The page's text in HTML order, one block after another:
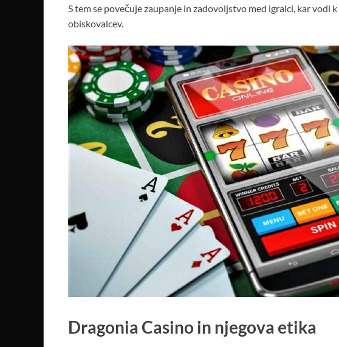
S tem se povečuje zaupanje in zadovoljstvo med igralci, kar vodi
obiskovalcev.
Dragonia Casino in njegova etika